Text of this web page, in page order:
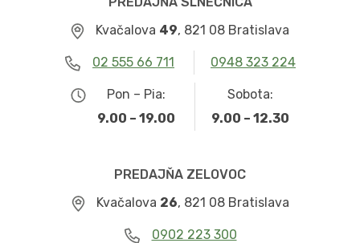
Kvačalova 49, 821 08 Bratislava
02 555 66 711 0948 323 224
Pon – Pia:
9.00 – 19.00
Sobota:
9.00 – 12.30
PREDAJŇA ZELOVOC
Kvačalova 26, 821 08 Bratislava
0902 223 300